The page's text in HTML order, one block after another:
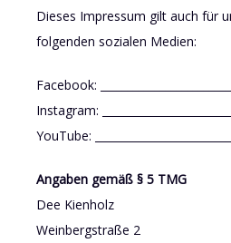
Dieses Impressum gilt auch für
folgenden sozialen Medien:
Facebook:
Instagram:
YouTube:
Angaben gemäß § 5 TMG
Dee Kienholz
Weinbergstraße 2